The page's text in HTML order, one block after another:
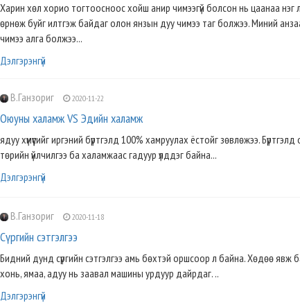
Харин хөл хорио тогтоосноос хойш анир чимээгүй болсон нь цаанаа нэг л
өрнөж буйг илтгэж байдаг олон янзын дуу чимээ таг болжээ. Миний
чимээ алга болжээ...
Дэлгэрэнгүй
В.Ганзориг 2020-11-22
Оюуны халамж VS Эдийн халамж
ядуу хүмүүсийг иргэний бүртгэлд 100% хамруулах ёстойг зөвлөжээ.
төрийн үйлчилгээ ба халамжаас гадуур үлддэг байна...
Дэлгэрэнгүй
В.Ганзориг 2020-11-18
Сүргийн сэтгэлгээ
Бидний дунд сүргийн сэтгэлгээ амь бөхтэй оршсоор л байна. Хөдөө явж
хонь, ямаа, адуу нь заавал машины урдуур дайрдаг. ..
Дэлгэрэнгүй